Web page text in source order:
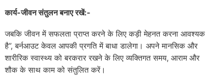
कार्य-जीवन संतुलन बनाए रखें:-
जबकि जीवन में सफलता प्राप्त करने के लिए कड़ी मेहनत करना आवश्यक
है”, बर्नआउट केवल आपकी प्रगति में बाधा डालेगा। अपने मानसिक और
शारीरिक स्वास्थ्य को बरकरार रखने के लिए व्यक्तिगत समय, आराम और
शौक के साथ काम को संतुलित करें।